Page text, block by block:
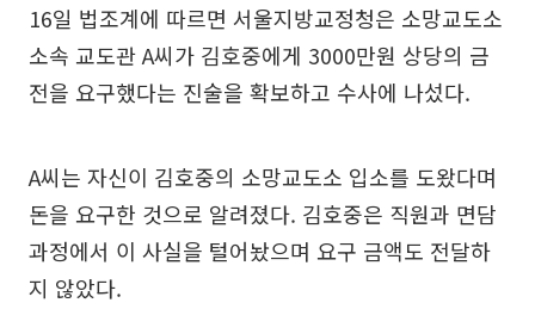
16일 법조계에 따르면 서울지방교정청은 소망교도소
소속 교도관 A씨가 김호중에게 3000만원 상당의 금
전을 요구했다는 진술을 확보하고 수사에 나섰다.
A씨는 자신이 김호중의 소망교도소 입소를 도왔다며
돈을 요구한 것으로 알려졌다. 김호중은 직원과 면담
과정에서 이 사실을 털어놨으며 요구 금액도 전달하
지 않았다.